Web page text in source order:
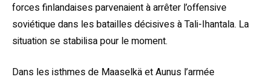
forces finlandaises parvenaient à arrêter l’offensive
soviétique dans les batailles décisives à Tali-Ihantala. La
situation se stabilisa pour le moment.
Dans les isthmes de Maaselkä et Aunus l’armée